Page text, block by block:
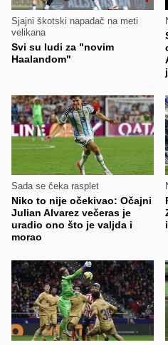
Sjajni škotski napadač na meti
velikana
Svi su ludi za "novim
Haalandom"
Sada se čeka rasplet
Niko to nije očekivao: Očajni
Julian Alvarez večeras je
uradio ono što je valjda i
morao